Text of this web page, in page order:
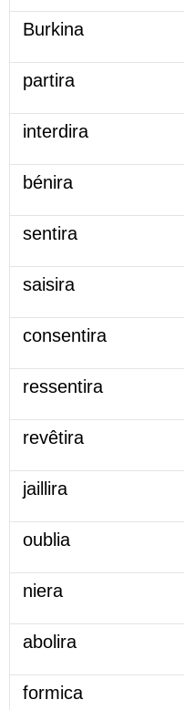
Burkina
partira
interdira
bénira
sentira
saisira
consentira
ressentira
revêtira
jaillira
oublia
niera
abolira
formica